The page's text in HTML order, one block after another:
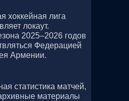
хоккейная лига
локаут.
2025–2026 годов
Федерацией
Армении.
статистика матчей,
материалы